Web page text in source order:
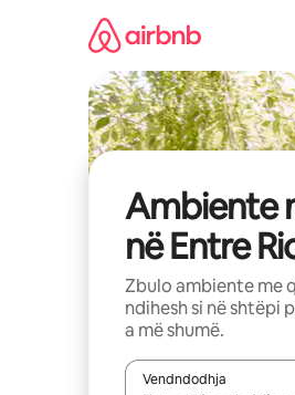
Ambiente
në Entre
Zbulo ambiente me
ndihesh si në shtëpi
a më shumë.
Vendndodhja